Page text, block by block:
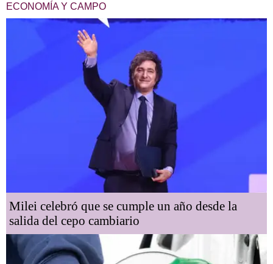
ECONOMÍA Y CAMPO
Milei celebró que se cumple un año desde la
salida del cepo cambiario